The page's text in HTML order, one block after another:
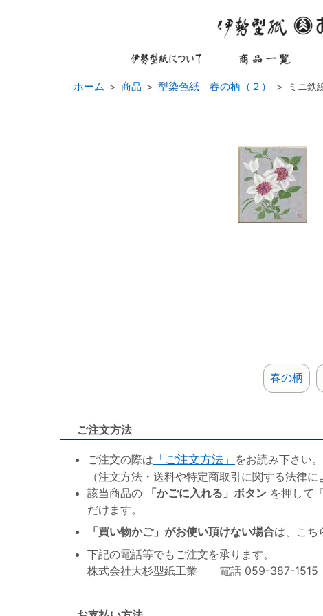
ホーム 商品 型染色紙 春の柄（２） ミニ鉄
春の柄
ご注文方法
ご注文の際は 「ご注文方法」 をお読み下さい。
（注文方法・送料や特定商取引に関する法律に
該当商品の
「かごに入れる」ボタン を押して
だけます。
「買い物かご」がお使い頂けない場合は、こち
下記の電話等でもご注文を承ります。
株式会社大杉型紙工業 電話 059-387-